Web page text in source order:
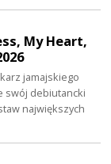
My Heart,
jamajskiego
swój debiutancki
największych